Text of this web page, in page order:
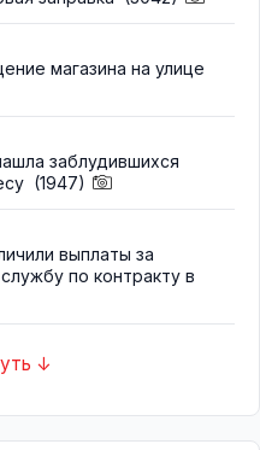
магазина на улице
заблудившихся
(1947)
выплаты за
по контракту в
↓